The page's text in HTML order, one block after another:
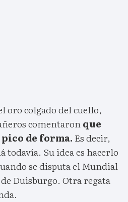
oro colgado del cuello,
comentaronque
pico de forma. Es decir,
todavía. Su idea es hacerlo
se disputa el Mundial
Duisburgo. Otra regata